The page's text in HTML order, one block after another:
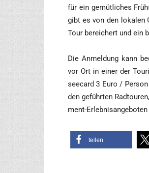
für ein gemüt­li­ches
gibt es von den loka­len
Tour berei­chert und ein
Die Anmel­dung kann
vor Ort in einer der
see­card 3 Euro /
den geführ­ten
ment-
tei­len